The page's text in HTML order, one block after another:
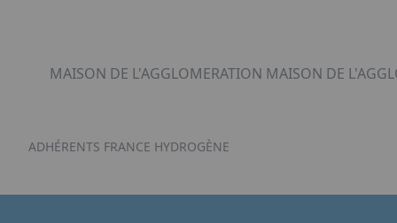
MAISON DE L'AGGLOMERATION MAISON DE
ADHÉRENTS FRANCE HYDROGÈNE